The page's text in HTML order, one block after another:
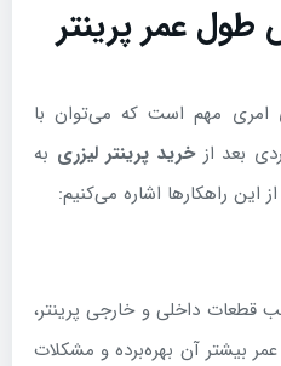
طول عمر پرینتر
امری مهم است که می‌توان با
بعد ازخرید پرینتر لیزری به
راهکارها اشاره می‌کنیم:
قطعات داخلی و خارجی پرینتر،
بیشتر آن بهره‌برده و مشکلات